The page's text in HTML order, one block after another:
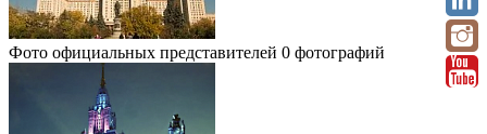
Фото официальных представителей 0 фотографий